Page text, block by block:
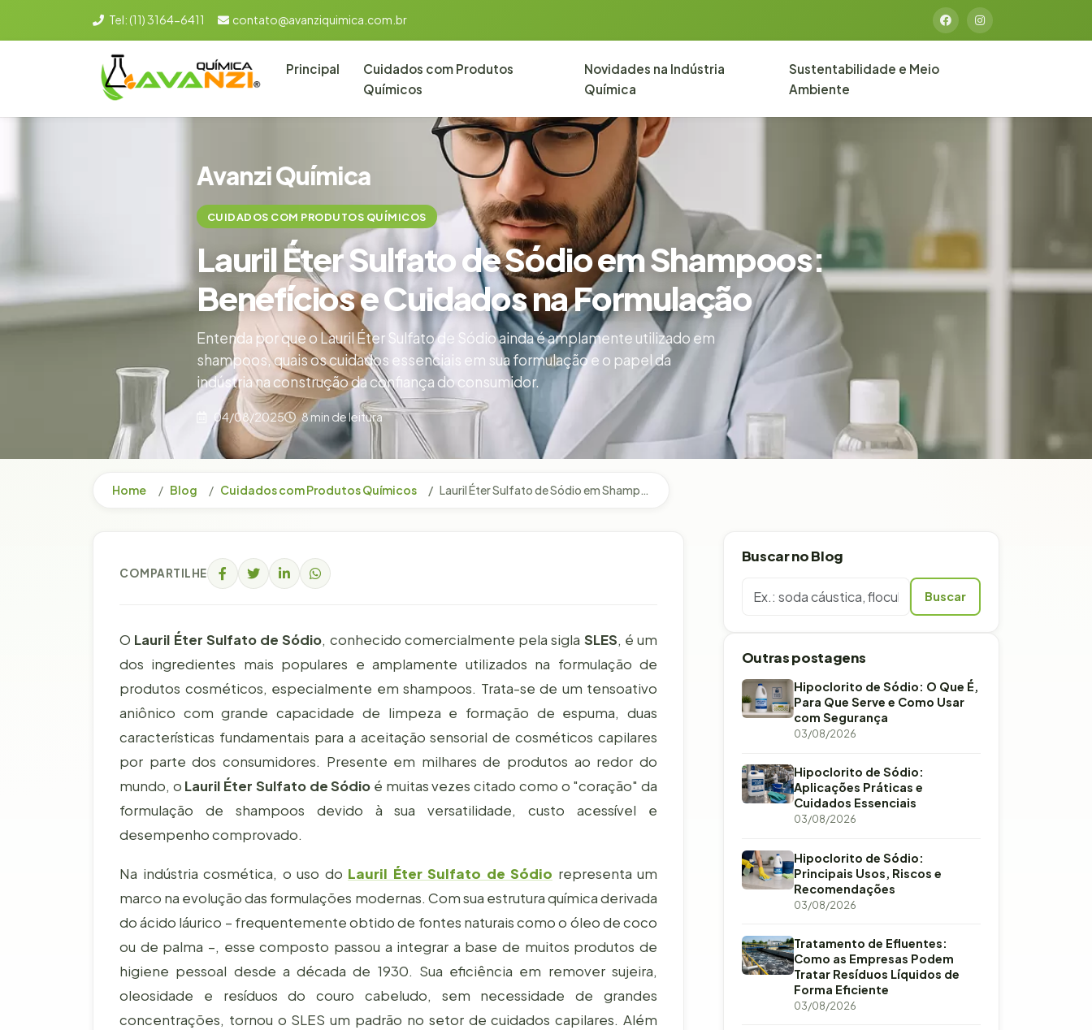
Tel:(11) 3164-6411 contato@avanziquimica.com.br
Principal
Cuidados com Produtos
Químicos
Novidades na Indústria
Química
Sustentabilidade e Meio
Ambiente
Avanzi Química
CUIDADOS COM PRODUTOS QUÍMICOS
Lauril Éter Sulfato de Sódio em Shampoos:
Benefícios e Cuidados na Formulação
Entenda por que o Lauril Éter Sulfato de Sódio ainda é amplamente utilizado em
shampoos, quais os cuidados essenciais em sua formulação e o papel da
indústria na construção da confiança do consumidor.
04/08/2025 8 min de leitura
Home Blog Cuidados com Produtos Químicos Lauril Éter Sulfato de Sódio em Shampoos: Benefícios e Cuidados na Formulação
COMPARTILHE
O Lauril Éter Sulfato de Sódio, conhecido comercialmente pela sigla SLES, é um
dos ingredientes mais populares e amplamente utilizados na formulação de
produtos cosméticos, especialmente em shampoos. Trata-se de um tensoativo
aniônico com grande capacidade de limpeza e formação de espuma, duas
características fundamentais para a aceitação sensorial de cosméticos capilares
por parte dos consumidores. Presente em milhares de produtos ao redor do
mundo, o Lauril Éter Sulfato de Sódio é muitas vezes citado como o "coração" da
formulação de shampoos devido à sua versatilidade, custo acessível e
desempenho comprovado.
Na indústria cosmética, o uso do Lauril Éter Sulfato de Sódio representa um
marco na evolução das formulações modernas. Com sua estrutura química derivada
do ácido láurico – frequentemente obtido de fontes naturais como o óleo de coco
ou de palma –, esse composto passou a integrar a base de muitos produtos de
higiene pessoal desde a década de 1930. Sua eficiência em remover sujeira,
oleosidade e resíduos do couro cabeludo, sem necessidade de grandes
concentrações, tornou o SLES um padrão no setor de cuidados capilares. Além
Buscar no Blog
Digite sua busca
Buscar
Outras postagens
Hipoclorito de Sódio: O Que É,
Para Que Serve e Como Usar
com Segurança
03/08/2026
Hipoclorito de Sódio:
Aplicações Práticas e
Cuidados Essenciais
03/08/2026
Hipoclorito de Sódio:
Principais Usos, Riscos e
Recomendações
03/08/2026
Tratamento de Efluentes:
Como as Empresas Podem
Tratar Resíduos Líquidos de
Forma Eficiente
03/08/2026